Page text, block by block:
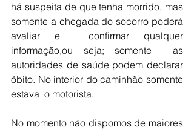
há suspeita de que tenha morrido, mas
somente a chegada do socorro poderá
avaliar e  confirmar qualquer
informação,ou seja; somente  as
autoridades de saúde podem declarar
óbito. No interior do caminhão somente
estava  o motorista.
No momento não dispomos de maiores